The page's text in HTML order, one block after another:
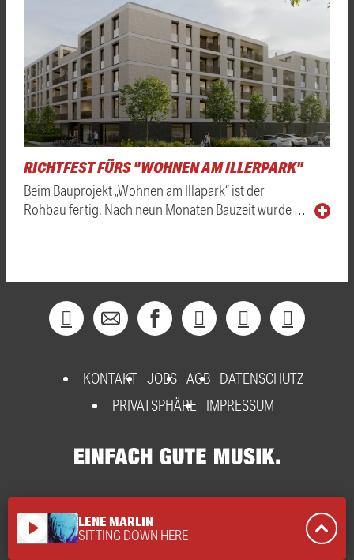
RICHTFEST FÜRS "WOHNEN AM ILLERPARK"
Beim Bauprojekt „Wohnen am Illapark“ ist der
Rohbau fertig. Nach neun Monaten Bauzeit wurde …
KONTAKT JOBS AGB DATENSCHUTZ
PRIVATSPHÄRE
IMPRESSUM
play_arrow LENE MARLIN
SITTING DOWN HERE